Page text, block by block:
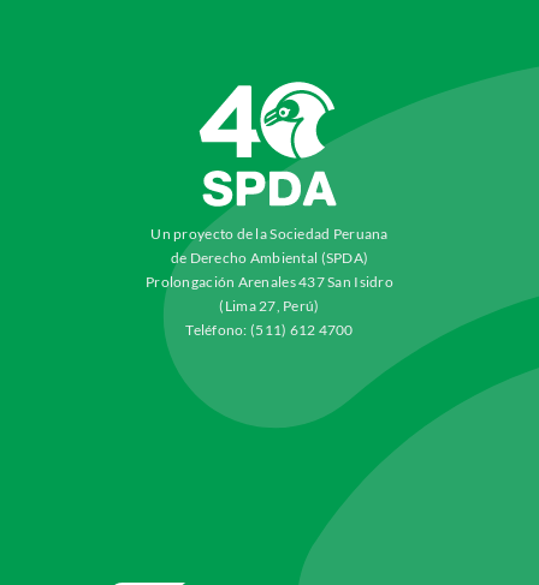
Un proyecto de la Sociedad Peruana
de Derecho Ambiental (SPDA)
Prolongación Arenales 437 San Isidro
(Lima 27, Perú)
Teléfono: (511) 612 4700